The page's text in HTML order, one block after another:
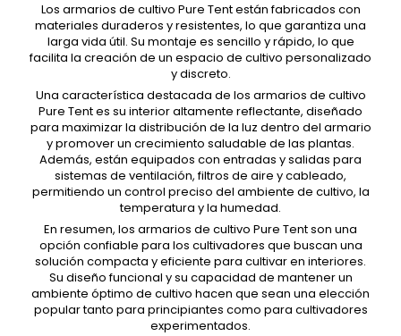
Los armarios de cultivo Pure Tent están fabricados con
materiales duraderos y resistentes, lo que garantiza una
larga vida útil. Su montaje es sencillo y rápido, lo que
facilita la creación de un espacio de cultivo personalizado
y discreto.
Una característica destacada de los armarios de cultivo
Pure Tent es su interior altamente reflectante, diseñado
para maximizar la distribución de la luz dentro del armario
y promover un crecimiento saludable de las plantas.
Además, están equipados con entradas y salidas para
sistemas de ventilación, filtros de aire y cableado,
permitiendo un control preciso del ambiente de cultivo, la
temperatura y la humedad.
En resumen, los armarios de cultivo Pure Tent son una
opción confiable para los cultivadores que buscan una
solución compacta y eficiente para cultivar en interiores.
Su diseño funcional y su capacidad de mantener un
ambiente óptimo de cultivo hacen que sean una elección
popular tanto para principiantes como para cultivadores
experimentados.